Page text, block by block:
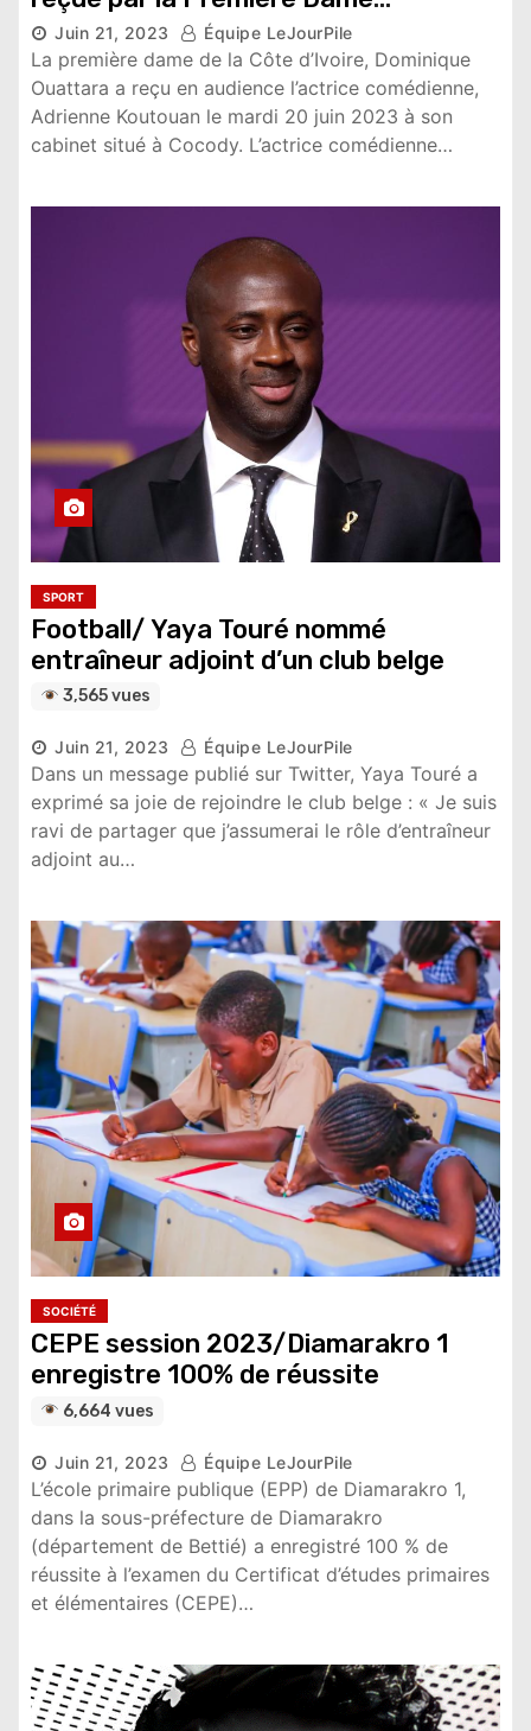
10,354 vues
Juin 21, 2023 Équipe LeJourPile
La première dame de la Côte d’Ivoire, Dominique
Ouattara a reçu en audience l’actrice comédienne,
Adrienne Koutouan le mardi 20 juin 2023 à son
cabinet situé à Cocody. L’actrice comédienne…
SPORT
Football/ Yaya Touré nommé
entraîneur adjoint d’un club belge
3,565 vues
Juin 21, 2023 Équipe LeJourPile
Dans un message publié sur Twitter, Yaya Touré a
exprimé sa joie de rejoindre le club belge : « Je suis
ravi de partager que j’assumerai le rôle d’entraîneur
adjoint au…
SOCIÉTÉ
CEPE session 2023/Diamarakro 1
enregistre 100% de réussite
6,664 vues
Juin 21, 2023 Équipe LeJourPile
L’école primaire publique (EPP) de Diamarakro 1,
dans la sous-préfecture de Diamarakro
(département de Bettié) a enregistré 100 % de
réussite à l’examen du Certificat d’études primaires
et élémentaires (CEPE)…